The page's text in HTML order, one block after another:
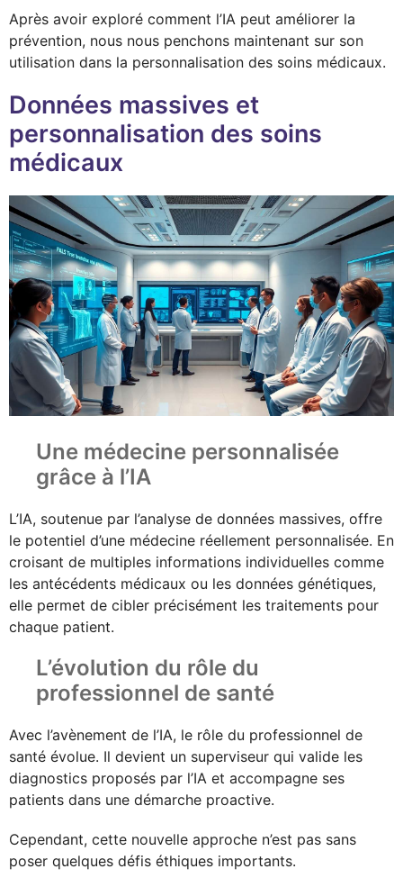
Après avoir exploré comment l’IA peut améliorer la
prévention, nous nous penchons maintenant sur son
utilisation dans la personnalisation des soins médicaux.
Données massives et
personnalisation des soins
médicaux
Une médecine personnalisée
grâce à l’IA
L’IA, soutenue par l’analyse de données massives, offre
le potentiel d’une médecine réellement personnalisée. En
croisant de multiples informations individuelles comme
les antécédents médicaux ou les données génétiques,
elle permet de cibler précisément les traitements pour
chaque patient.
L’évolution du rôle du
professionnel de santé
Avec l’avènement de l’IA, le rôle du professionnel de
santé évolue. Il devient un superviseur qui valide les
diagnostics proposés par l’IA et accompagne ses
patients dans une démarche proactive.
Cependant, cette nouvelle approche n’est pas sans
poser quelques défis éthiques importants.